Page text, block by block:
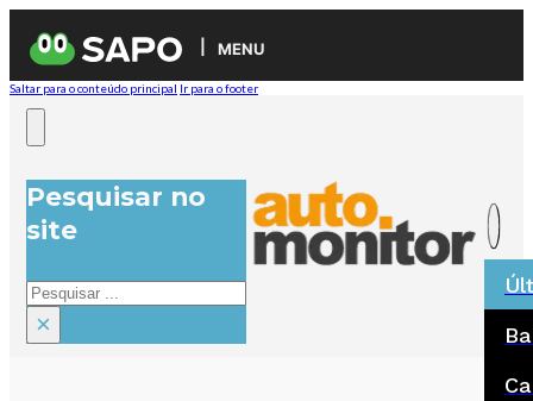
MENU
Saltar para o conteúdo principal Ir para o footer
Pesquisar no
site
Pesquisar
×